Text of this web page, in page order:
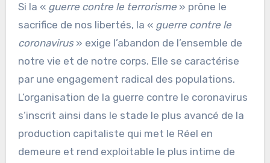
Si la « guerre contre le terrorisme» prône le
sacrifice de nos libertés, la « guerre contre le
coronavirus» exige l’abandon de l’ensemble de
notre vie et de notre corps. Elle se caractérise
par une engagement radical des populations.
L’organisation de la guerre contre le coronavirus
s’inscrit ainsi dans le stade le plus avancé de la
production capitaliste qui met le Réel en
demeure et rend exploitable le plus intime de